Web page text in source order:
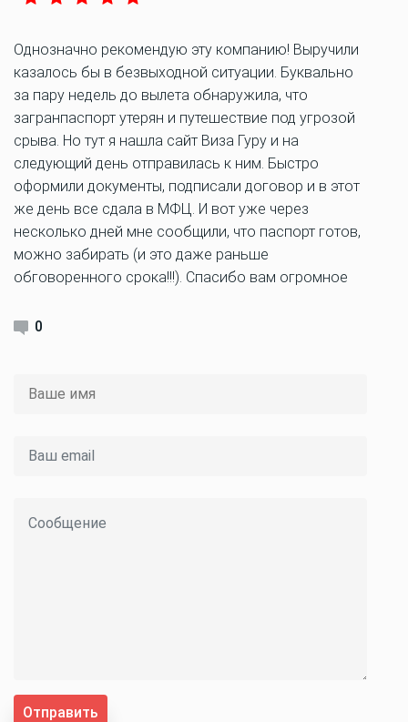
Однозначно рекомендую эту компанию! Выручили
казалось бы в безвыходной ситуации. Буквально
за пару недель до вылета обнаружила, что
загранпаспорт утерян и путешествие под угрозой
срыва. Но тут я нашла сайт Виза Гуру и на
следующий день отправилась к ним. Быстро
оформили документы, подписали договор и в этот
же день все сдала в МФЦ. И вот уже через
несколько дней мне сообщили, что паспорт готов,
можно забирать (и это даже раньше
обговоренного срока!!!). Спасибо вам огромное
0
Отправить